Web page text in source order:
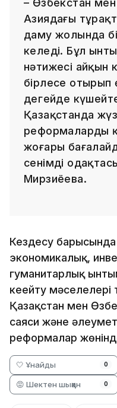
– Өзбекстан
Азиядағы
даму жолында
келеді. Бұл
нәтижесі айқын
бірлесе отырып
деңгейде
Қазақстанда
реформаларды
жоғары
сенімді
Мирзиёева.
Кездесу
экономикалық,
гуманитарлық
кеңейту
Қазақстан мен
саяси және
реформалар
🤍 Ұнайды 0
😡 Шектен шыққан 0